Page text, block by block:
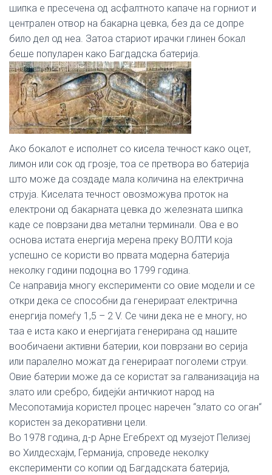
шипка е пресечена од асфалтното капаче на горниот и
централен отвор на бакарна цевка, без да се допре
било дел од неа. Затоа стариот ирачки глинен бокал
беше популарен како Багдадска батерија.
Ако бокалот е исполнет со кисела течност како оцет,
лимон или сок од грозје, тоа се претвора во батерија
што може да создаде мала количина на електрична
струја. Киселата течност овозможува проток на
електрони од бакарната цевка до железната шипка
каде се поврзани два метални терминали. Ова е во
основа истата енергија мерена преку ВОЛТИ која
успешно се користи во првата модерна батерија
неколку години подоцна во 1799 година.
Се направија многу експерименти со овие модели и се
откри дека се способни да генерираат електрична
енергија помеѓу 1,5 – 2 V. Се чини дека не е многу, но
таа е иста како и енергијата генерирана од нашите
вообичаени активни батерии, кои поврзани во серија
или паралелно можат да генерираат поголеми струи.
Овие батерии може да се користат за галванизација на
злато или сребро, бидејќи античкиот народ на
Месопотамија користел процес наречен “злато со оган“
користен за декоративни цели.
Во 1978 година, д-р Арне Егебрехт од музејот Пелизеј
во Хилдесхајм, Германија, спроведе неколку
експерименти со копии од Багдадската батерија,